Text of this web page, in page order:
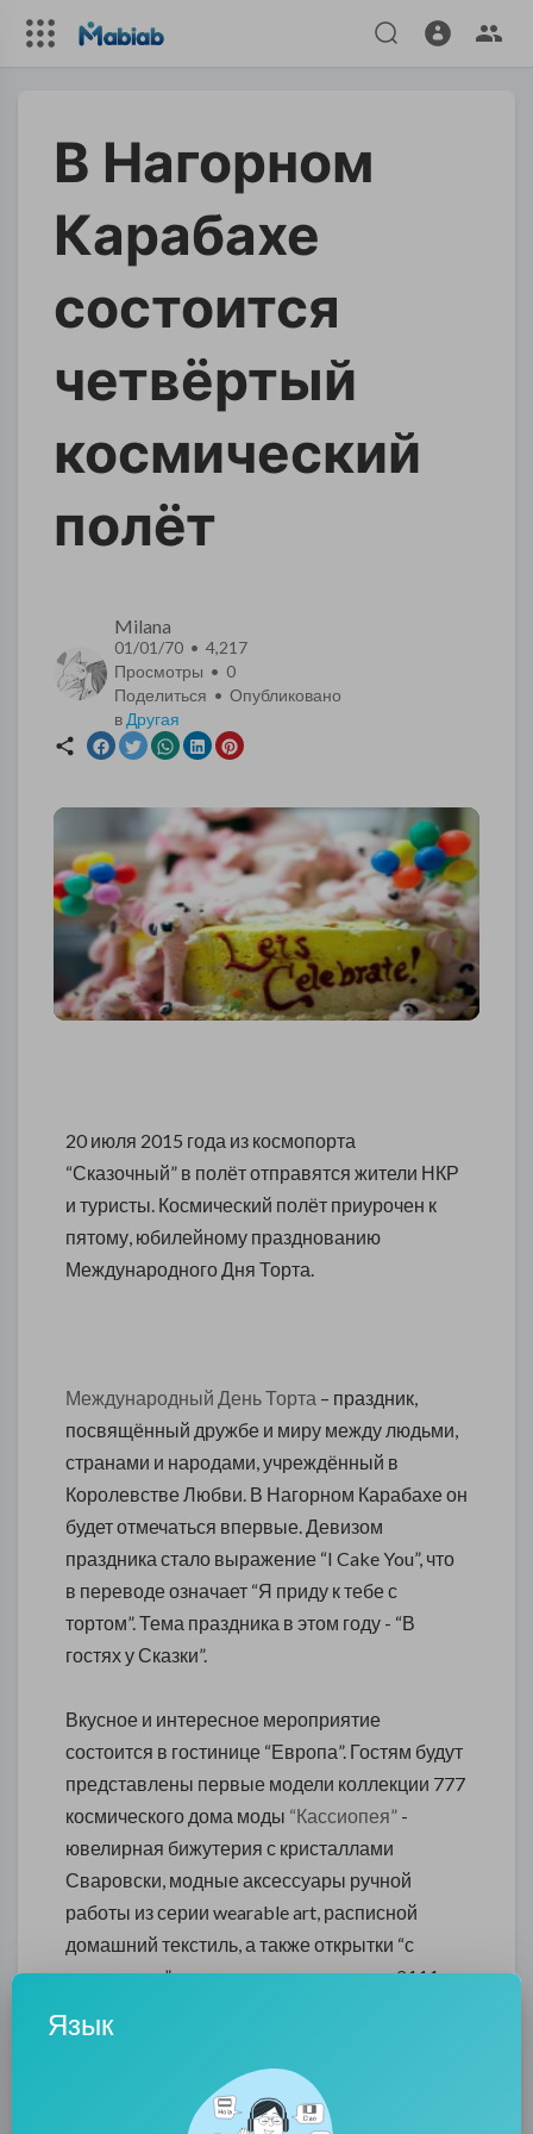
В Нагорном
Карабахе
состоится
четвёртый
космический
полёт
Milana
01/01/70 • 4,217
Просмотры • 0
Поделиться • Опубликовано
в Другая
20 июля 2015 года из космопорта
“Сказочный” в полёт отправятся жители НКР
и туристы. Космический полёт приурочен к
пятому, юбилейному празднованию
Международного Дня Торта.
Международный День Торта – праздник,
посвящённый дружбе и миру между людьми,
странами и народами, учреждённый в
Королевстве Любви. В Нагорном Карабахе он
будет отмечаться впервые. Девизом
праздника стало выражение “I Cake You”, что
в переводе означает “Я приду к тебе с
тортом”. Тема праздника в этом году - “В
гостях у Сказки”.
Вкусное и интересное мероприятие
состоится в гостинице “Европа”. Гостям будут
представлены первые модели коллекции 777
космического дома моды “Кассиопея” -
ювелирная бижутерия с кристаллами
Сваровски, модные аксессуары ручной
работы из серии wearable art, расписной
домашний текстиль, а также открытки “с
сюрпризом” и уникальные календари 2111
Участники праздника встретятся с
по имени Пинки, которая появится
Язык